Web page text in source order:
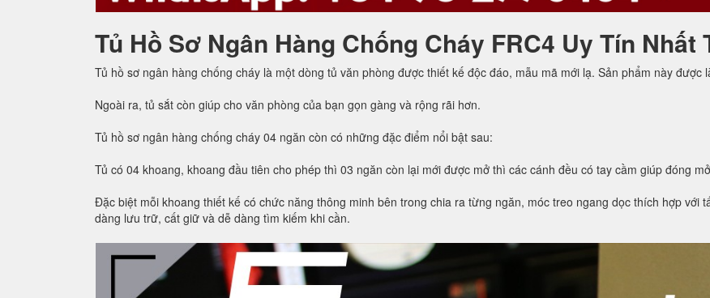
Tủ Hồ Sơ Ngân Hàng Chống Cháy FRC4 Uy Tín Nhất
Tủ hồ sơ ngân hàng chống cháy là một dòng tủ văn phòng được thiết kế độc đáo, mẫu mã mới lạ. Sản phẩm này được
Ngoài ra, tủ sắt còn giúp cho văn phòng của bạn gọn gàng và rộng rãi hơn.
Tủ hồ sơ ngân hàng chống cháy 04 ngăn còn có những đặc điểm nổi bật sau:
Tủ có 04 khoang, khoang đầu tiên cho phép thì 03 ngăn còn lại mới được mở thì các cánh đều có tay cầm giúp đóng
Đặc biệt mỗi khoang thiết kế có chức năng thông minh bên trong chia ra từng ngăn, móc treo ngang dọc thích hợp với
dàng lưu trữ, cất giữ và dễ dàng tìm kiếm khi cần.